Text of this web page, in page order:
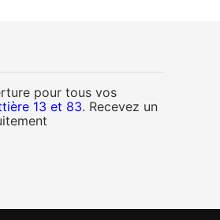
pour tous vos
13 et 83. Recevez un